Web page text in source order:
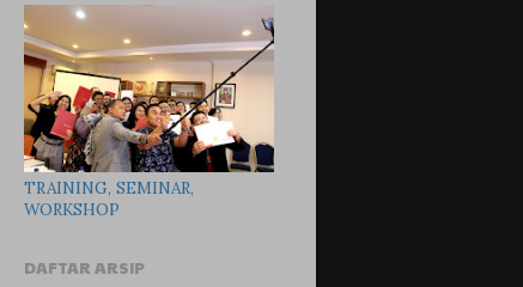
TRAINING, SEMINAR,
WORKSHOP
DAFTAR ARSIP